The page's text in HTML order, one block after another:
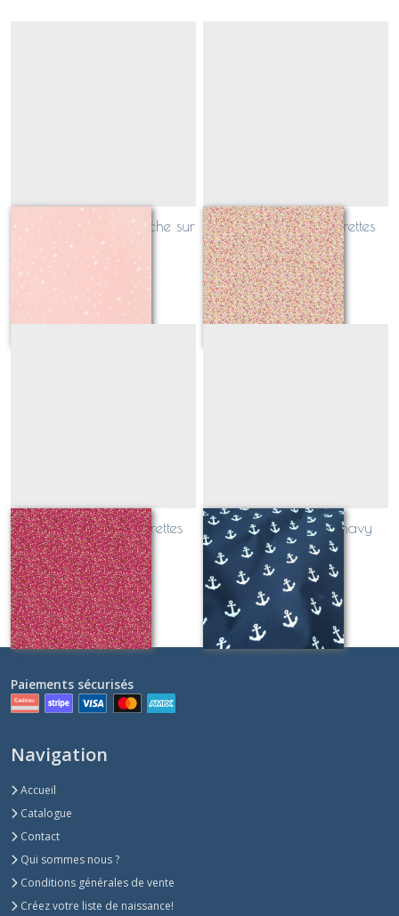
tissu enduit Etoile blanche sur
fond rose
Sur demande
tissu enduit mini fleurettes
rose et blanc
Sur demande
tissu enduit mini fleurettes
rouge et rose
Sur demande
tissu enduit ancres navy
Sur demande
Paiements sécurisés
Navigation
Accueil
Catalogue
Contact
Qui sommes nous ?
Conditions générales de vente
Créez votre liste de naissance!